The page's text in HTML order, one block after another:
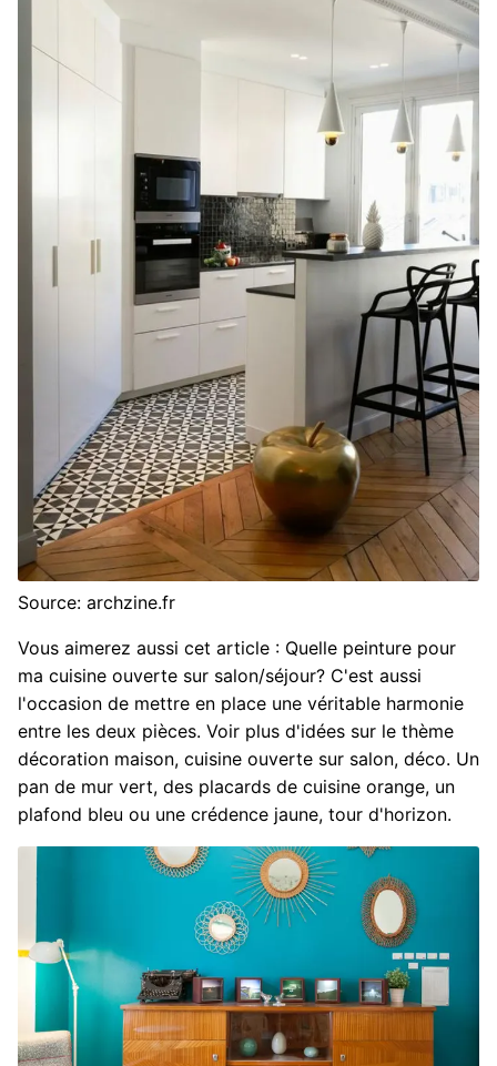
Source: archzine.fr
Vous aimerez aussi cet article : Quelle peinture pour
ma cuisine ouverte sur salon/séjour? C'est aussi
l'occasion de mettre en place une véritable harmonie
entre les deux pièces. Voir plus d'idées sur le thème
décoration maison, cuisine ouverte sur salon, déco. Un
pan de mur vert, des placards de cuisine orange, un
plafond bleu ou une crédence jaune, tour d'horizon.